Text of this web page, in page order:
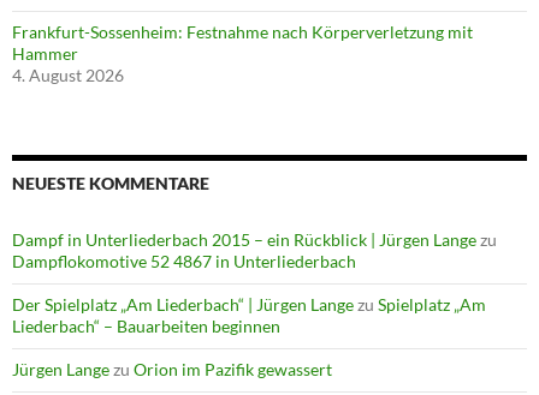
Frankfurt-Sossenheim: Festnahme nach Körperverletzung mit
Hammer
4. August 2026
NEUESTE KOMMENTARE
Dampf in Unterliederbach 2015 – ein Rückblick | Jürgen Langezu
Dampflokomotive 52 4867 in Unterliederbach
Der Spielplatz „Am Liederbach“ | Jürgen Langezu Spielplatz „Am
Liederbach“ – Bauarbeiten beginnen
Jürgen Langezu Orion im Pazifik gewassert